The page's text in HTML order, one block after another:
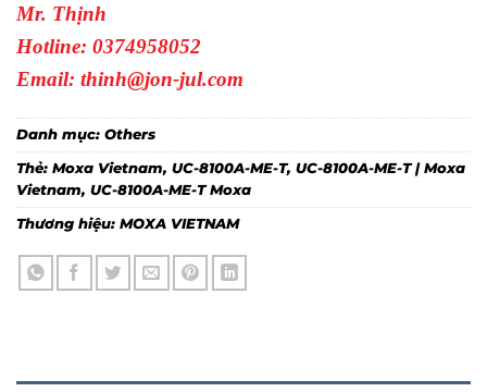
Mr. Thịnh
Hotline: 0374958052
Email: thinh@jon-jul.com
Danh mục: Others
Thẻ: Moxa Vietnam, UC-8100A-ME-T, UC-8100A-ME-T | Moxa
Vietnam, UC-8100A-ME-T Moxa
Thương hiệu: MOXA VIETNAM